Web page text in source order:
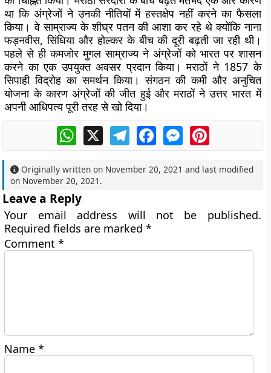
था कि अंग्रेजों ने उनकी नीतियों में हस्तक्षेप नहीं करने का फैसला
किया। वे साम्राज्य के शीघ्र पतन की आशा कर रहे थे क्योंकि नाना
फड़नवीस, सिंधिया और होल्कर के बीच की दूरी बढ़ती जा रही थी।
पहले से ही कमजोर मुगल साम्राज्य ने अंग्रेजों को भारत पर शासन
करने का एक उपयुक्त अवसर प्रदान किया। मराठों ने 1857 के
सिपाही विद्रोह का समर्थन किया। संगठन की कमी और अनुचित
योजना के कारण अंग्रेजों की जीत हुई और मराठों ने उत्तर भारत में
अपनी आधिपत्य पूरी तरह से खो दिया।
WhatsApp
X TelegramFacebookMessengerPinterest
Originally written on November 20, 2021 and last modified
on November 20, 2021 .
Leave a Reply
Your email address will not be published.
Required fields are marked*
Comment*
Name*